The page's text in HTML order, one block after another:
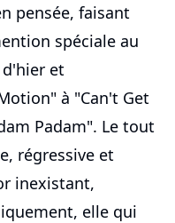
pensée, faisant
spéciale au
et
à "Can't Get
Padam". Le tout
régressive et
inexistant,
elle qui